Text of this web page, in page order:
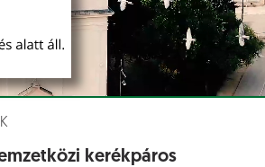
kerékpáros